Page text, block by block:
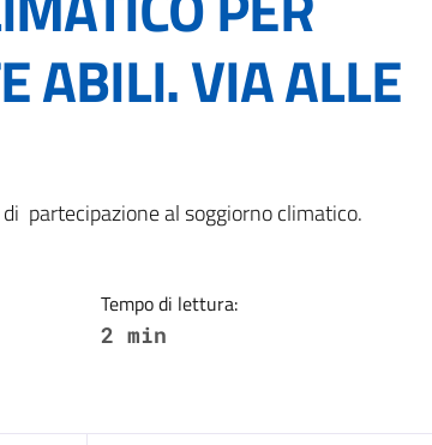
ABILI. VIA ALLE
partecipazione al soggiorno climatico.
Tempo di lettura:
2 min